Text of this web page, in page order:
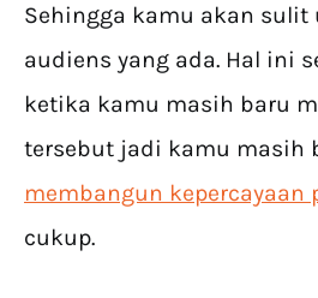
Sehingga kamu akan
audiens yang ada. Hal ini
ketika kamu masih baru
tersebut jadi kamu masih
membangun kepercayaan
cukup.